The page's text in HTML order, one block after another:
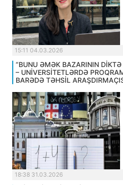
15:11 04.03.2026
“BUNU ƏMƏK BAZARININ
– UNİVERSİTETLƏRDƏ
BARƏDƏ TƏHSİL
18:38 31.03.2026